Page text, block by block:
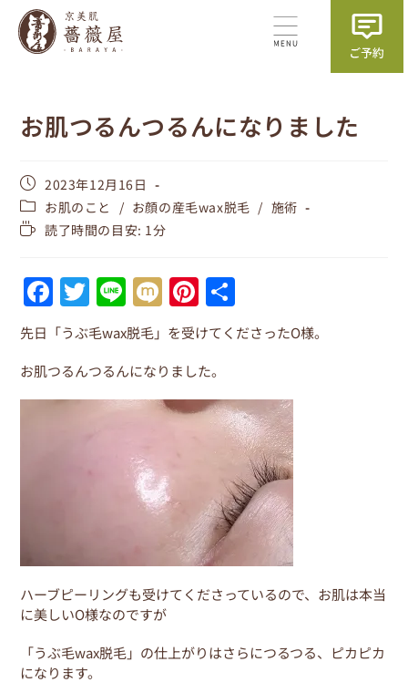
お肌つるんつるんになりました
2023年12月16日
お肌のこと
/ お顔の産毛wax脱毛 / 施術
読了時間の目安: 1分
F
a
c
e
b
T
w
itt
er
Li
n
e
M
ix
Pi
nt
er
e
st
有
先日「うぶ毛wax脱毛」を受けてくださったO様。
お肌つるんつるんになりました。
ハーブピーリングも受けてくださっているので、お肌は本当
に美しいO様なのですが
「うぶ毛wax脱毛」の仕上がりはさらにつるつる、ピカピカ
になります。